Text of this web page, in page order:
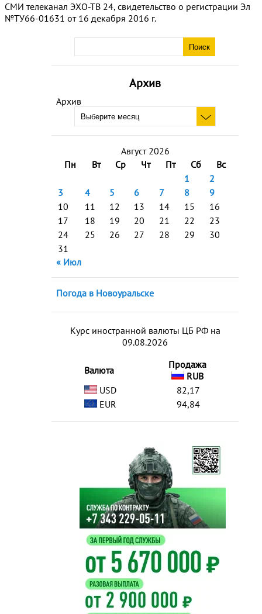
Архив
Архив
Август 2026
Пн
Вт Ср Чт Пт Сб
Вс
1
2
3
4 5 6 7 8
9
10
11 12 13 14 15
16
17
18 19 20 21 22
23
24
25 26 27 28 29
30
31
« Июл
Погода в Новоуральске
Курс иностранной валюты ЦБ РФ на
09.08.2026
Валюта
Продажа
RUB
USD
82,17
EUR
94,84
СМИ телеканал ЭХО-ТВ 24, свидетельство о регистрации Эл
№ТУ66-01631 от 16 декабря 2016 г.